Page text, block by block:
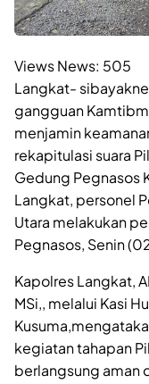
Views News: 505
Langkat-
gangguan
menjamin
rekapitulasi suara
Gedung Pegnasos
Langkat, personel
Utara melakukan
Pegnasos, Senin
Kapolres Langkat,
MSi,, melalui Kasi
kegiatan tahapan
berlangsung aman